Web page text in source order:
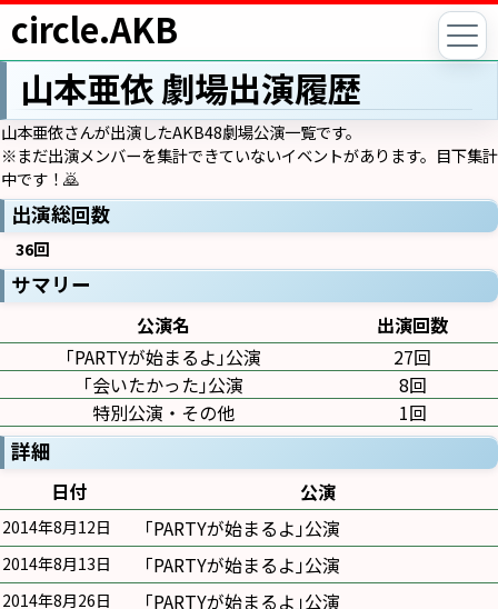
circle.AKB
山本亜依 劇場出演履歴
山本亜依さんが出演したAKB48劇場公演一覧です。
※まだ出演メンバーを集計できていないイベントがあります。目下集計
中です！🙇
出演総回数
36回
サマリー
公演名
出演回数
｢PARTYが始まるよ｣公演
27回
｢会いたかった｣公演
8回
特別公演・その他
1回
詳細
日付 公演
2014年8月12日 ｢PARTYが始まるよ｣公演
2014年8月13日 ｢PARTYが始まるよ｣公演
2014年8月26日 ｢PARTYが始まるよ｣公演